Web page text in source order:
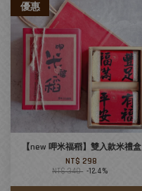
優惠
【new 呷米福稻】雙入款米禮盒
NT$ 298
NT$ 340 -12.4%